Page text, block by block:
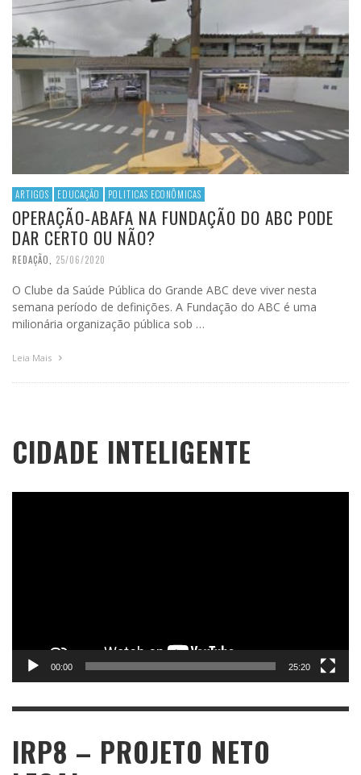
ARTIGOS EDUCAÇÃO POLITICAS ECONÔMICAS
OPERAÇÃO-ABAFA NA FUNDAÇÃO DO ABC PODE
DAR CERTO OU NÃO?
REDAÇÃO 25/06/2020
O Clube da Saúde Pública do Grande ABC deve viver nesta
semana período de definições. A Fundação do ABC é uma
milionária organização pública sob …
Leia Mais
CIDADE INTELIGENTE
00:00 25:20
IRP8 – PROJETO NETO